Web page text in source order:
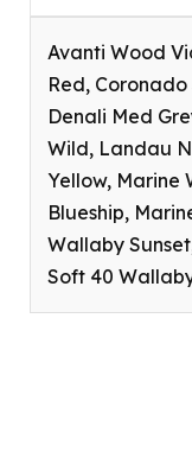
Avanti Wood
Red,
Denali Med
Wild, Landau
Yellow, Marine
Blueship,
Wallaby
Soft 40